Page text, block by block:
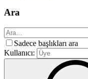
Ara
Sadece başlıkları ara
Kullanıcı: